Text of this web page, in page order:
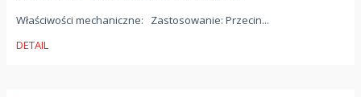
Właściwości mechaniczne: Zastosowanie: Przecin...
DETAIL